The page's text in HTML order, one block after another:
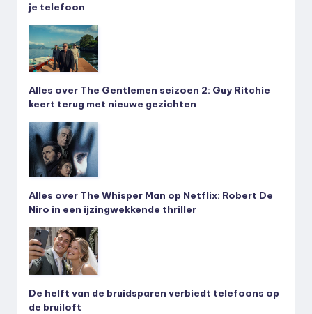
je telefoon
Alles over The Gentlemen seizoen 2: Guy Ritchie
keert terug met nieuwe gezichten
Alles over The Whisper Man op Netflix: Robert De
Niro in een ijzingwekkende thriller
De helft van de bruidsparen verbiedt telefoons op
de bruiloft